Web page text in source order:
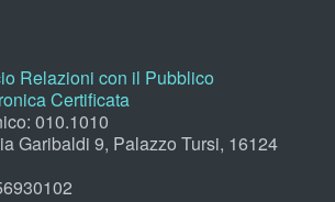
Relazioni con il Pubblico
Certificata
010.1010
Garibaldi 9, Palazzo Tursi, 16124